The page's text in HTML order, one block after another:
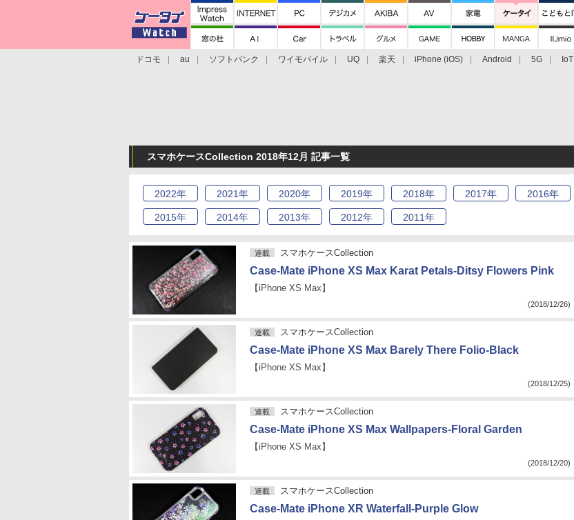
ドコモ au ソフトバンク ワイモバイル UQ 楽天 iPhone (iOS) Android 5G IoT
スマホケースCollection 2018年12月 記事一覧
2022年 2021年 2020年 2019年 2018年 2017年 2016年
2015年 2014年 2013年 2012年 2011年
連載 スマホケースCollection
Case-Mate iPhone XS Max Karat Petals-Ditsy Flowers Pink
【iPhone XS Max】
(2018/12/26)
連載 スマホケースCollection
Case-Mate iPhone XS Max Barely There Folio-Black
【iPhone XS Max】
(2018/12/25)
連載 スマホケースCollection
Case-Mate iPhone XS Max Wallpapers-Floral Garden
【iPhone XS Max】
(2018/12/20)
連載 スマホケースCollection
Case-Mate iPhone XR Waterfall-Purple Glow